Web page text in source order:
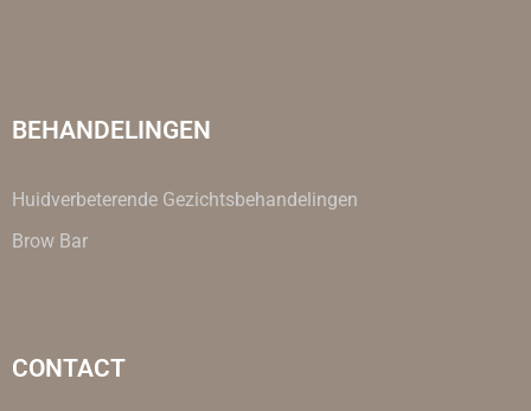
BEHANDELINGEN
Huidverbeterende Gezichtsbehandelingen
Brow Bar
CONTACT